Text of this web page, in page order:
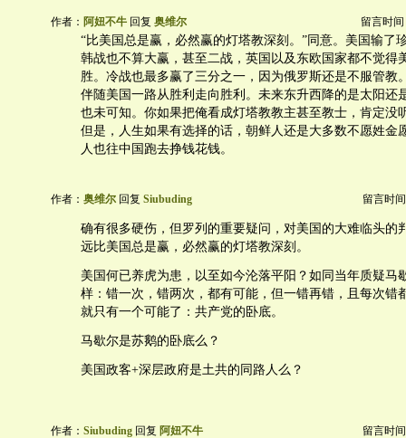
作者： 阿妞不牛 回复 奥维尔 留言时间
“比美国总是赢，必然赢的灯塔教深刻。”同意。美国输了
韩战也不算大赢，甚至二战，英国以及东欧国家都不觉得
胜。冷战也最多赢了三分之一，因为俄罗斯还是不服管教
伴随美国一路从胜利走向胜利。未来东升西降的是太阳还
也未可知。你如果把俺看成灯塔教教主甚至教士，肯定没
但是，人生如果有选择的话，朝鲜人还是大多数不愿姓金
人也往中国跑去挣钱花钱。
作者： 奥维尔 回复 Siubuding 留言时
确有很多硬伤，但罗列的重要疑问，对美国的大难临头的
远比美国总是赢，必然赢的灯塔教深刻。
美国何已养虎为患，以至如今沦落平阳？如同当年质疑马
样：错一次，错两次，都有可能，但一错再错，且每次错
就只有一个可能了：共产党的卧底。
马歇尔是苏鹅的卧底么？
美国政客+深层政府是土共的同路人么？
作者： Siubuding 回复 阿妞不牛 留言时